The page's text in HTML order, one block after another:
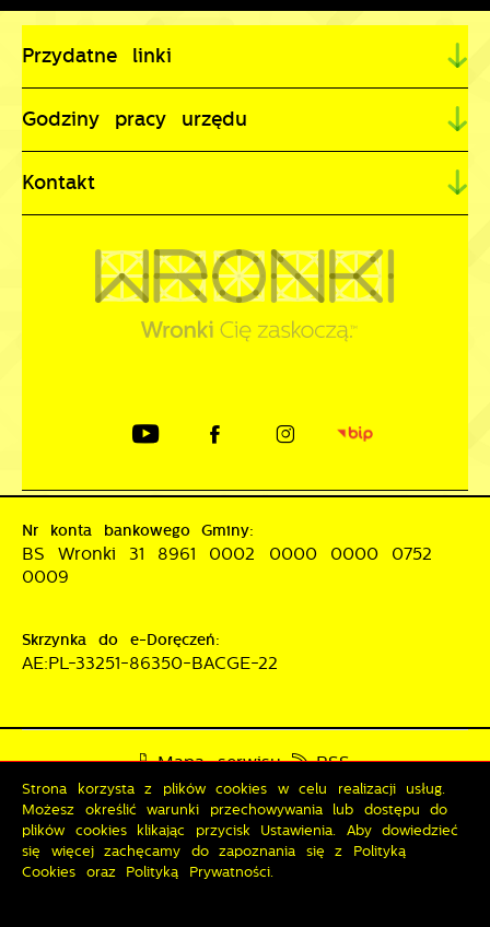
Przydatne linki
Godziny pracy urzędu
Kontakt
Nr konta bankowego Gminy:
BS Wronki 31 8961 0002 0000 0000 0752
0009
Skrzynka do e-Doręczeń:
AE:PL-33251-86350-BACGE-22
Mapa serwisu
RSS
Deklaracja dostępności
Polityka prywatności
Sygnalista
Strona korzysta z plików cookies w celu realizacji usług.
Możesz określić warunki przechowywania lub dostępu do
plików cookies klikając przycisk Ustawienia. Aby dowiedzieć
się więcej zachęcamy do zapoznania się z Polityką
Cookies oraz Polityką Prywatności.